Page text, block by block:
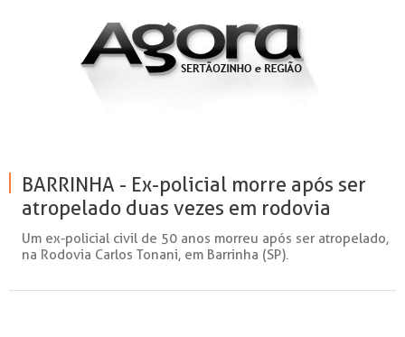
BARRINHA - Ex-policial morre após ser
atropelado duas vezes em rodovia
Um ex-policial civil de 50 anos morreu após ser atropelado,
na Rodovia Carlos Tonani, em Barrinha (SP).